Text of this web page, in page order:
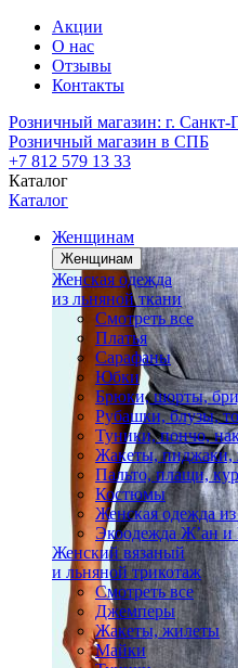
Акции
О нас
Отзывы
Контакты
Розничный магазин: г. Санкт-
Розничный магазин в СПБ
+7 812 579 13 33
Каталог
Каталог
Женщинам
Женщинам
Женская одежда
из льняной ткани
Смотреть все
Платья
Сарафаны
Юбки
Брюки, шорты,
Рубашки, блузы,
Туники, пончо,
Жакеты, пиджаки,
Пальто, плащи,
Костюмы
Женская одежда
Экоодежда Ж’ан и
Женский вязаный
и льняной трикотаж
Смотреть все
Джемперы
Жакеты, жилеты
Майки